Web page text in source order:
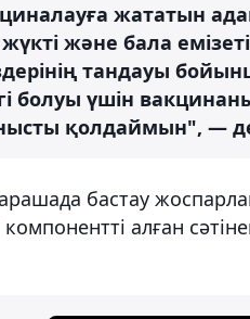
жататын
және бала
тандауы
болуы үшін
қолдаймын", —
бастау
алған